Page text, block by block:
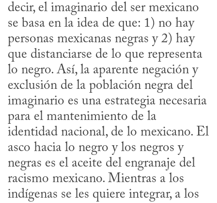
decir, el imaginario del ser mexicano
se basa en la idea de que: 1) no hay
personas mexicanas negras y 2) hay
que distanciarse de lo que representa
lo negro. Así, la aparente negación y
exclusión de la población negra del
imaginario es una estrategia necesaria
para el mantenimiento de la
identidad nacional, de lo mexicano. El
asco hacia lo negro y los negros y
negras es el aceite del engranaje del
racismo mexicano. Mientras a los
indígenas se les quiere integrar, a los